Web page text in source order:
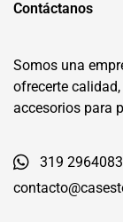
Contáctanos
Somos una
ofrecerte
accesorios para
319 2964083